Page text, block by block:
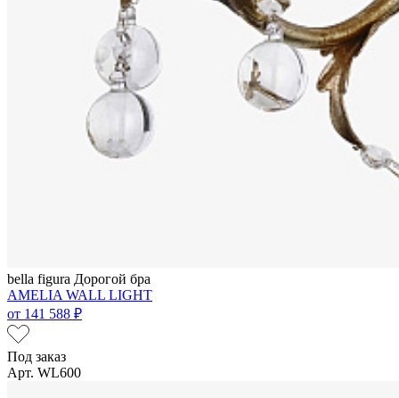
bella figura Дорогой бра
AMELIA WALL LIGHT
от 141 588 ₽
Под заказ
Арт. WL600